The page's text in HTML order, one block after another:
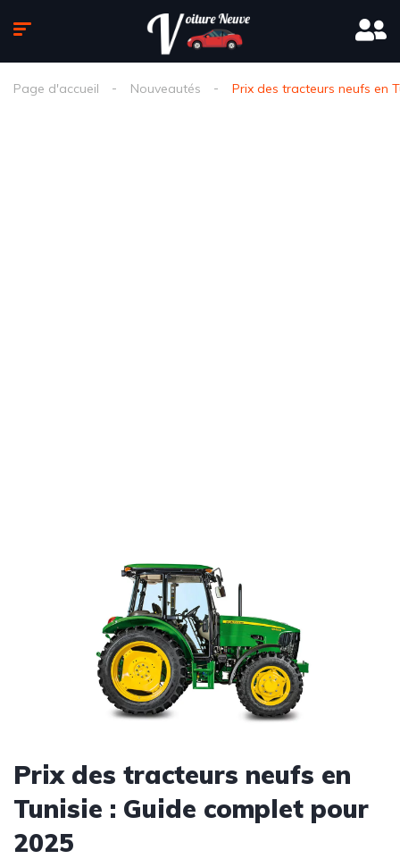
Page d'accueil Nouveautés Prix des tracteurs neufs en
Prix des tracteurs neufs en
Tunisie : Guide complet pour
2025